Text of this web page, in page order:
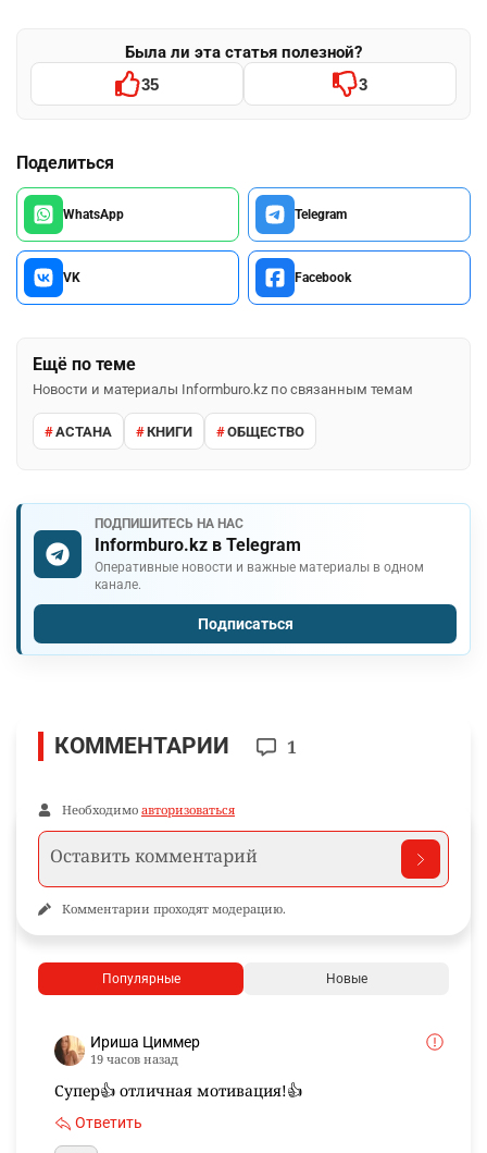
Была ли эта статья полезной?
35 3
Поделиться
WhatsApp Telegram
VK Facebook
Ещё по теме
Новости и материалы Informburo.kz по связанным темам
ПОДПИШИТЕСЬ НА НАС
Informburo.kz в Telegram
Оперативные новости и важные материалы в одном
Подписаться
Необходимоавторизоваться
Комментарии проходят модерацию.
Ириша Циммер
19 часов назад
Супер👍 отличная мотивация!👍
Ответить